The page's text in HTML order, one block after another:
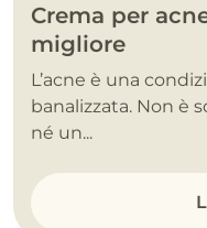
Crema per
migliore
L’acne è una
banalizzata. Non è
né un...